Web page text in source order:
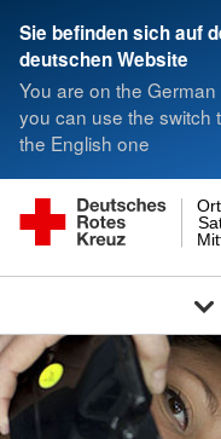
Sie befinden sich auf
deutschen Website
You are on the German
you can use the switch
the English one